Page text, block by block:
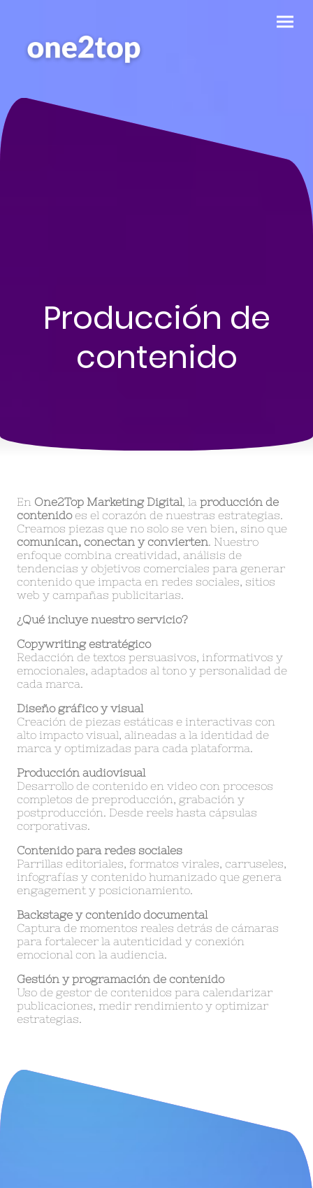
Producción de
contenido
En One2Top Marketing Digital, la producción de
contenidoes el corazón de nuestras estrategias.
Creamos piezas que no solo se ven bien, sino que
comunican, conectan y convierten. Nuestro
enfoque combina creatividad, análisis de
tendencias y objetivos comerciales para generar
contenido que impacta en redes sociales, sitios
web y campañas publicitarias.
¿Qué incluye nuestro servicio?
Copywriting estratégico
Redacción de textos persuasivos, informativos y
emocionales, adaptados al tono y personalidad de
cada marca.
Diseño gráfico y visual
Creación de piezas estáticas e interactivas con
alto impacto visual, alineadas a la identidad de
marca y optimizadas para cada plataforma.
Producción audiovisual
Desarrollo de contenido en video con procesos
completos de preproducción, grabación y
postproducción. Desde reels hasta cápsulas
corporativas.
Contenido para redes sociales
Parrillas editoriales, formatos virales, carruseles,
infografías y contenido humanizado que genera
engagement y posicionamiento.
Backstage y contenido documental
Captura de momentos reales detrás de cámaras
para fortalecer la autenticidad y conexión
emocional con la audiencia.
Gestión y programación de contenido
Uso de gestor de contenidos para calendarizar
publicaciones, medir rendimiento y optimizar
estrategias.